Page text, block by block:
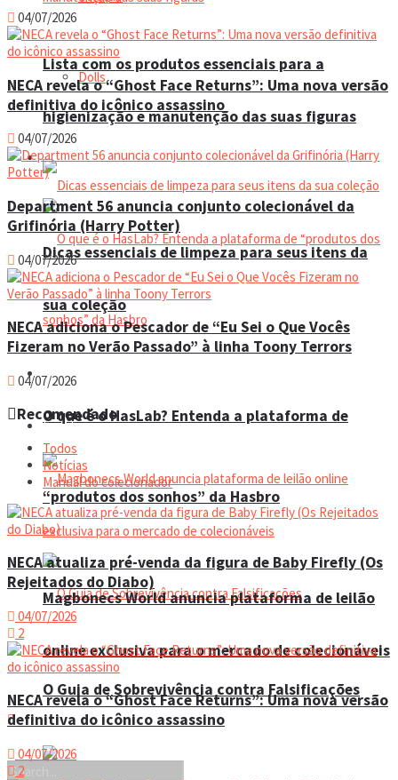
Dolls
Manual do colecionador
O que é o HasLab? Entenda a plataforma de
“produtos dos sonhos” da Hasbro
O Guia de Sobrevivência contra Falsificações
Lista com os produtos essenciais para a
higienização e manutenção das suas figuras
Dicas essenciais de limpeza para seus itens da
sua coleção
Espaço do colecionador
Eventos
Magbonecs World anuncia plataforma de leilão
online exclusiva para o mercado de colecionáveis
04/07/2026
NECA revela o “Ghost Face Returns”: Uma nova versão
definitiva do icônico assassino
04/07/2026
Department 56 anuncia conjunto colecionável da
Grifinória (Harry Potter)
04/07/2026
NECA adiciona o Pescador de “Eu Sei o Que Vocês
Fizeram no Verão Passado” à linha Toony Terrors
04/07/2026
Recomendado
Todos
Notícias
Manual do colecionador
NECA atualiza pré-venda da figura de Baby Firefly (Os
Rejeitados do Diabo)
04/07/2026
2
NECA revela o “Ghost Face Returns”: Uma nova versão
definitiva do icônico assassino
04/07/2026
2